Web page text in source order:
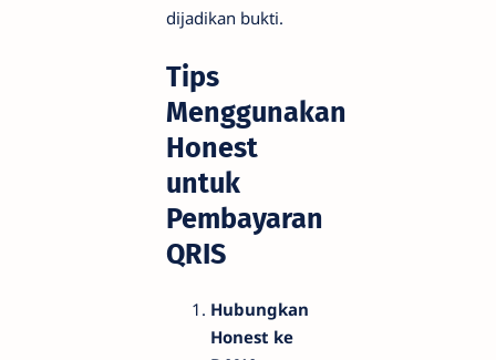
dijadikan bukti.
Tips
Menggunakan
Honest
untuk
Pembayaran
QRIS
Hubungkan
Honest ke